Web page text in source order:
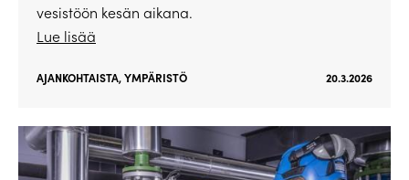
vesistöön kesän aikana.
Lue lisää
AJANKOHTAISTA,YMPÄRISTÖ 20.3.2026